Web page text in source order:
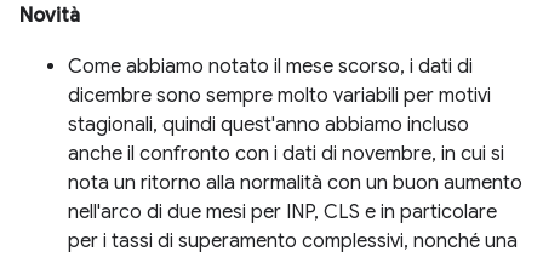
Novità
Come abbiamo notato il mese scorso, i dati di
dicembre sono sempre molto variabili per motivi
stagionali, quindi quest'anno abbiamo incluso
anche il confronto con i dati di novembre, in cui si
nota un ritorno alla normalità con un buon aumento
nell'arco di due mesi per INP, CLS e in particolare
per i tassi di superamento complessivi, nonché una